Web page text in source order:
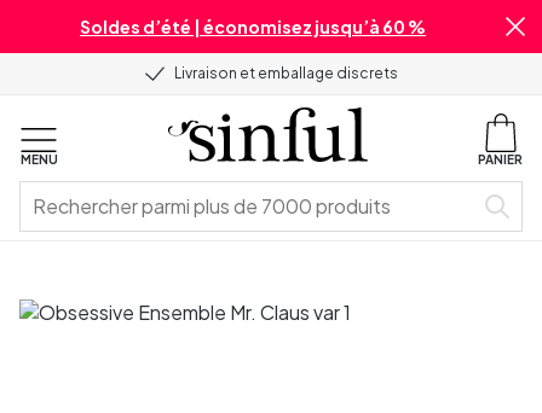
Soldes d’été | économisez jusqu’à 60 %
Livraison et emballage discrets
MENU PANIER